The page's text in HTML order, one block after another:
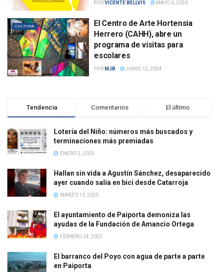
PORVICENTE BELLVIS MAYO 6, 2026
CULTURA
El Centro de Arte Hortensia
Herrero (CAHH), abre un
programa de visitas para
escolares
POR MJB JUNIO 12, 2024
Tendencia Comentarios El último
Lotería del Niño: números más buscados y
terminaciones más premiadas
ENERO 2, 2025
Hallan sin vida a Agustín Sánchez, desaparecido
ayer cuando salía en bici desde Catarroja
MARZO 13, 2025
El ayuntamiento de Paiporta demoniza las
ayudas de la Fundación de Amancio Ortega
FEBRERO 24, 2025
El barranco del Poyo con agua de parte a parte
en Paiporta